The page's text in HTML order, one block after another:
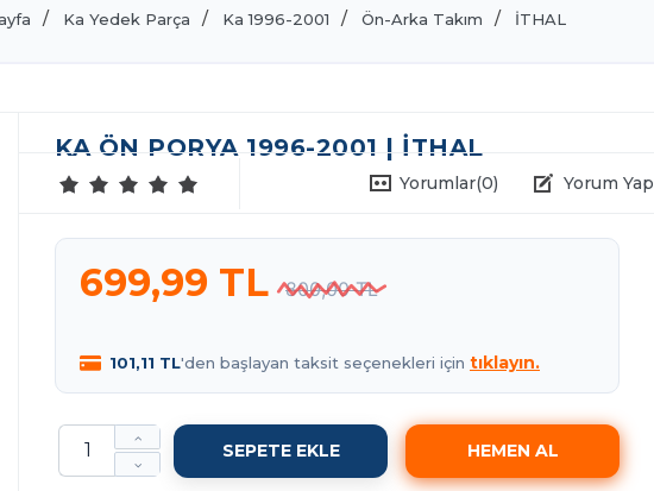
Ka Yedek Parça Ka 1996-2001 Ön-Arka Takım İTHAL
KA ÖN PORYA 1996-2001 | İTHAL
Yorumlar(0) Yorum Yap
699,99 TL 800,00 TL
101,11 TL'den başlayan taksit seçenekleri için tıklayın.